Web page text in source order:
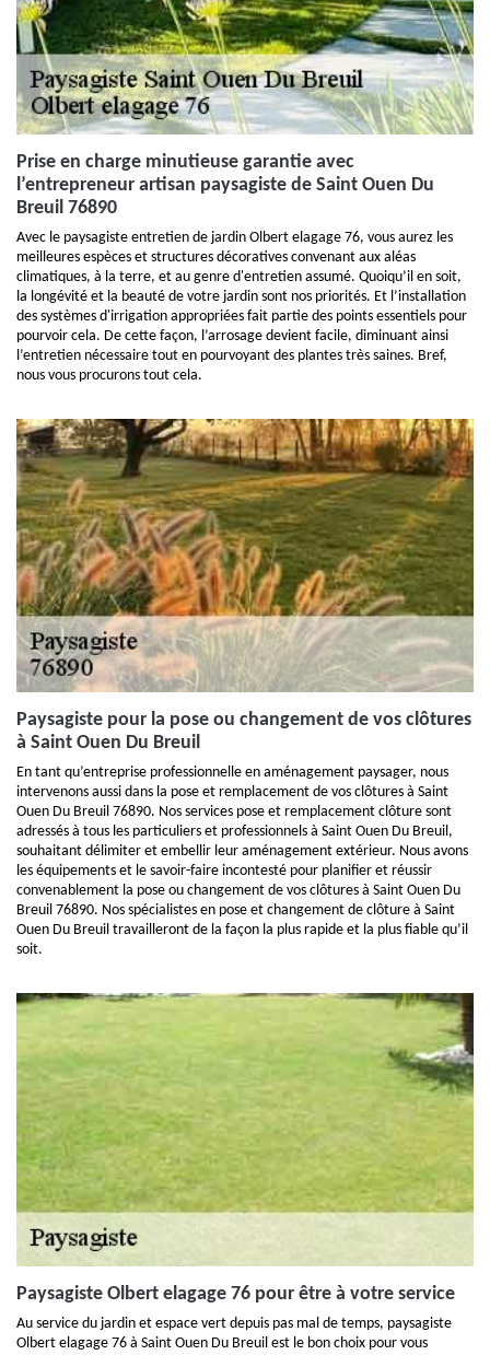
Prise en charge minutieuse garantie avec
l’entrepreneur artisan paysagiste de Saint Ouen Du
Breuil 76890
Avec le paysagiste entretien de jardin Olbert elagage 76, vous aurez les
meilleures espèces et structures décoratives convenant aux aléas
climatiques, à la terre, et au genre d'entretien assumé. Quoiqu’il en soit,
la longévité et la beauté de votre jardin sont nos priorités. Et l’installation
des systèmes d'irrigation appropriées fait partie des points essentiels pour
pourvoir cela. De cette façon, l’arrosage devient facile, diminuant ainsi
l’entretien nécessaire tout en pourvoyant des plantes très saines. Bref,
nous vous procurons tout cela.
Paysagiste pour la pose ou changement de vos clôtures
à Saint Ouen Du Breuil
En tant qu’entreprise professionnelle en aménagement paysager, nous
intervenons aussi dans la pose et remplacement de vos clôtures à Saint
Ouen Du Breuil 76890. Nos services pose et remplacement clôture sont
adressés à tous les particuliers et professionnels à Saint Ouen Du Breuil,
souhaitant délimiter et embellir leur aménagement extérieur. Nous avons
les équipements et le savoir-faire incontesté pour planifier et réussir
convenablement la pose ou changement de vos clôtures à Saint Ouen Du
Breuil 76890. Nos spécialistes en pose et changement de clôture à Saint
Ouen Du Breuil travailleront de la façon la plus rapide et la plus fiable qu’il
soit.
Paysagiste Olbert elagage 76 pour être à votre service
Au service du jardin et espace vert depuis pas mal de temps, paysagiste
Olbert elagage 76 à Saint Ouen Du Breuil est le bon choix pour vous